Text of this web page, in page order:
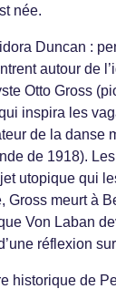
née.
Duncan :
autour de
Otto Gross
inspira les
de la danse
de 1918).
utopique qui
Gross meurt à
Von Laban
réflexion
historique de